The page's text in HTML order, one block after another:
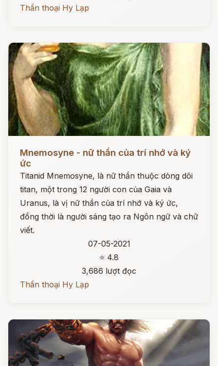
Thần thoại Hy Lạp
Mnemosyne - nữ thần của trí nhớ và ký
ức
Titanid Mnemosyne, là nữ thần thuộc dòng dõi
titan, một trong 12 người con của Gaia và
Uranus, là vị nữ thần của trí nhớ và ký ức,
đồng thời là người sáng tạo ra Ngôn ngữ và chữ
viết.
07-05-2021
⭐ 4.8
3,686 lượt đọc
Thần thoại Hy Lạp